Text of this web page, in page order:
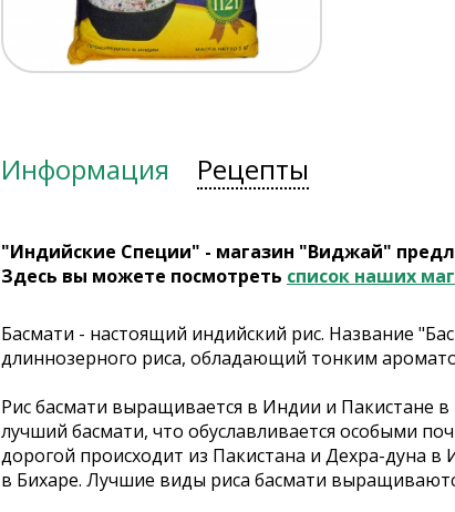
Информация Рецепты
"Индийские Специи" - магазин "Виджай"
Здесь вы можете посмотреть список наших
Басмати - настоящий индийский рис. Название
длиннозерного риса, обладающий тонким
Рис басмати выращивается в Индии и Пакистане в
лучший басмати, что обуславливается особыми
дорогой происходит из Пакистана и Дехра-дуна
в Бихаре. Лучшие виды риса басмати